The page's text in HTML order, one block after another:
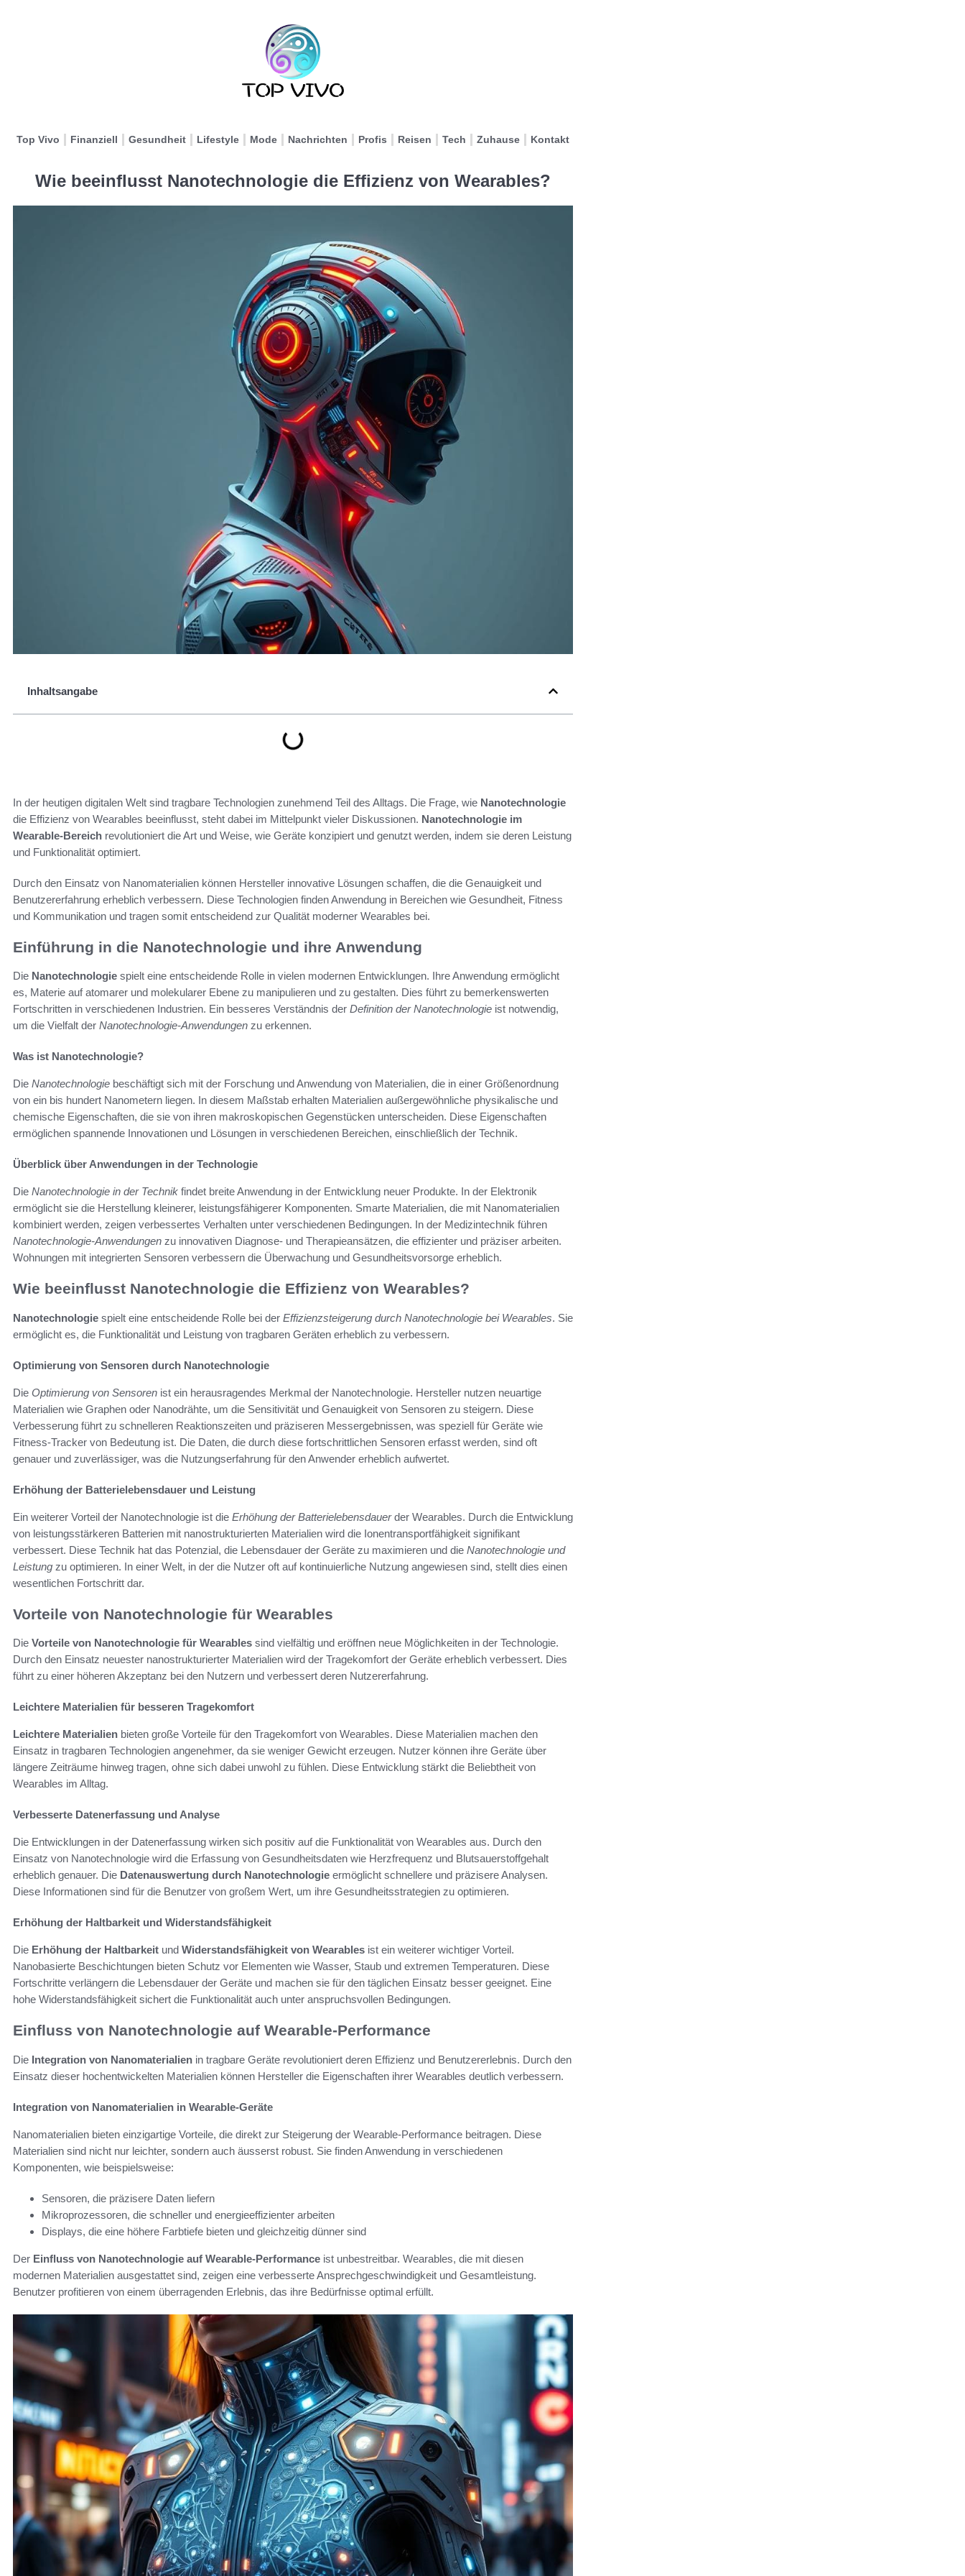
Top Vivo Finanziell Gesundheit Lifestyle Mode Nachrichten Profis Reisen Tech Zuhause Kontakt
Wie beeinflusst Nanotechnologie die Effizienz von Wearables?
Inhaltsangabe
In der heutigen digitalen Welt sind tragbare Technologien zunehmend Teil des Alltags. Die Frage, wie Nanotechnologie
die Effizienz von Wearables beeinflusst, steht dabei im Mittelpunkt vieler Diskussionen. Nanotechnologie im
Wearable-Bereich revolutioniert die Art und Weise, wie Geräte konzipiert und genutzt werden, indem sie deren Leistung
und Funktionalität optimiert.
Durch den Einsatz von Nanomaterialien können Hersteller innovative Lösungen schaffen, die die Genauigkeit und
Benutzererfahrung erheblich verbessern. Diese Technologien finden Anwendung in Bereichen wie Gesundheit, Fitness
und Kommunikation und tragen somit entscheidend zur Qualität moderner Wearables bei.
Einführung in die Nanotechnologie und ihre Anwendung
Die Nanotechnologie spielt eine entscheidende Rolle in vielen modernen Entwicklungen. Ihre Anwendung ermöglicht
es, Materie auf atomarer und molekularer Ebene zu manipulieren und zu gestalten. Dies führt zu bemerkenswerten
Fortschritten in verschiedenen Industrien. Ein besseres Verständnis der Definition der Nanotechnologie ist notwendig,
um die Vielfalt der Nanotechnologie-Anwendungen zu erkennen.
Was ist Nanotechnologie?
Die Nanotechnologie beschäftigt sich mit der Forschung und Anwendung von Materialien, die in einer Größenordnung
von ein bis hundert Nanometern liegen. In diesem Maßstab erhalten Materialien außergewöhnliche physikalische und
chemische Eigenschaften, die sie von ihren makroskopischen Gegenstücken unterscheiden. Diese Eigenschaften
ermöglichen spannende Innovationen und Lösungen in verschiedenen Bereichen, einschließlich der Technik.
Überblick über Anwendungen in der Technologie
Die Nanotechnologie in der Technik findet breite Anwendung in der Entwicklung neuer Produkte. In der Elektronik
ermöglicht sie die Herstellung kleinerer, leistungsfähigerer Komponenten. Smarte Materialien, die mit Nanomaterialien
kombiniert werden, zeigen verbessertes Verhalten unter verschiedenen Bedingungen. In der Medizintechnik führen
Nanotechnologie-Anwendungen zu innovativen Diagnose- und Therapieansätzen, die effizienter und präziser arbeiten.
Wohnungen mit integrierten Sensoren verbessern die Überwachung und Gesundheitsvorsorge erheblich.
Wie beeinflusst Nanotechnologie die Effizienz von Wearables?
Nanotechnologie spielt eine entscheidende Rolle bei der Effizienzsteigerung durch Nanotechnologie bei Wearables. Sie
ermöglicht es, die Funktionalität und Leistung von tragbaren Geräten erheblich zu verbessern.
Optimierung von Sensoren durch Nanotechnologie
Die Optimierung von Sensoren ist ein herausragendes Merkmal der Nanotechnologie. Hersteller nutzen neuartige
Materialien wie Graphen oder Nanodrähte, um die Sensitivität und Genauigkeit von Sensoren zu steigern. Diese
Verbesserung führt zu schnelleren Reaktionszeiten und präziseren Messergebnissen, was speziell für Geräte wie
Fitness-Tracker von Bedeutung ist. Die Daten, die durch diese fortschrittlichen Sensoren erfasst werden, sind oft
genauer und zuverlässiger, was die Nutzungserfahrung für den Anwender erheblich aufwertet.
Erhöhung der Batterielebensdauer und Leistung
Ein weiterer Vorteil der Nanotechnologie ist die Erhöhung der Batterielebensdauerder Wearables. Durch die Entwicklung
von leistungsstärkeren Batterien mit nanostrukturierten Materialien wird die Ionentransportfähigkeit signifikant
verbessert. Diese Technik hat das Potenzial, die Lebensdauer der Geräte zu maximieren und die Nanotechnologie und
Leistung zu optimieren. In einer Welt, in der die Nutzer oft auf kontinuierliche Nutzung angewiesen sind, stellt dies einen
wesentlichen Fortschritt dar.
Vorteile von Nanotechnologie für Wearables
Die Vorteile von Nanotechnologie für Wearables sind vielfältig und eröffnen neue Möglichkeiten in der Technologie.
Durch den Einsatz neuester nanostrukturierter Materialien wird der Tragekomfort der Geräte erheblich verbessert. Dies
führt zu einer höheren Akzeptanz bei den Nutzern und verbessert deren Nutzererfahrung.
Leichtere Materialien für besseren Tragekomfort
Leichtere Materialien bieten große Vorteile für den Tragekomfort von Wearables. Diese Materialien machen den
Einsatz in tragbaren Technologien angenehmer, da sie weniger Gewicht erzeugen. Nutzer können ihre Geräte über
längere Zeiträume hinweg tragen, ohne sich dabei unwohl zu fühlen. Diese Entwicklung stärkt die Beliebtheit von
Wearables im Alltag.
Verbesserte Datenerfassung und Analyse
Die Entwicklungen in der Datenerfassung wirken sich positiv auf die Funktionalität von Wearables aus. Durch den
Einsatz von Nanotechnologie wird die Erfassung von Gesundheitsdaten wie Herzfrequenz und Blutsauerstoffgehalt
erheblich genauer. Die Datenauswertung durch Nanotechnologie ermöglicht schnellere und präzisere Analysen.
Diese Informationen sind für die Benutzer von großem Wert, um ihre Gesundheitsstrategien zu optimieren.
Erhöhung der Haltbarkeit und Widerstandsfähigkeit
Die Erhöhung der Haltbarkeit und Widerstandsfähigkeit von Wearables ist ein weiterer wichtiger Vorteil.
Nanobasierte Beschichtungen bieten Schutz vor Elementen wie Wasser, Staub und extremen Temperaturen. Diese
Fortschritte verlängern die Lebensdauer der Geräte und machen sie für den täglichen Einsatz besser geeignet. Eine
hohe Widerstandsfähigkeit sichert die Funktionalität auch unter anspruchsvollen Bedingungen.
Einfluss von Nanotechnologie auf Wearable-Performance
Die Integration von Nanomaterialien in tragbare Geräte revolutioniert deren Effizienz und Benutzererlebnis. Durch den
Einsatz dieser hochentwickelten Materialien können Hersteller die Eigenschaften ihrer Wearables deutlich verbessern.
Integration von Nanomaterialien in Wearable-Geräte
Nanomaterialien bieten einzigartige Vorteile, die direkt zur Steigerung der Wearable-Performance beitragen. Diese
Materialien sind nicht nur leichter, sondern auch äusserst robust. Sie finden Anwendung in verschiedenen
Komponenten, wie beispielsweise:
Sensoren, die präzisere Daten liefern
Mikroprozessoren, die schneller und energieeffizienter arbeiten
Displays, die eine höhere Farbtiefe bieten und gleichzeitig dünner sind
Der Einfluss von Nanotechnologie auf Wearable-Performance ist unbestreitbar. Wearables, die mit diesen
modernen Materialien ausgestattet sind, zeigen eine verbesserte Ansprechgeschwindigkeit und Gesamtleistung.
Benutzer profitieren von einem überragenden Erlebnis, das ihre Bedürfnisse optimal erfüllt.